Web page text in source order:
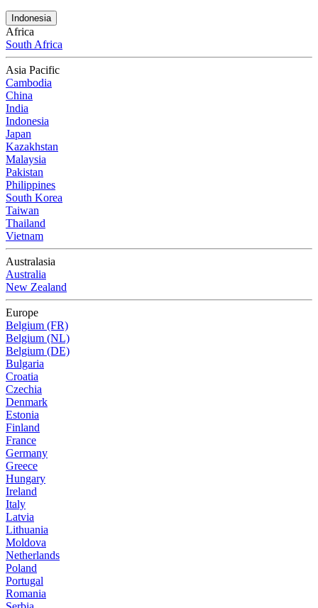
Indonesia
Africa
South Africa
Asia Pacific
Cambodia
China
India
Indonesia
Japan
Kazakhstan
Malaysia
Pakistan
Philippines
South Korea
Taiwan
Thailand
Vietnam
Australasia
Australia
New Zealand
Europe
Belgium (FR)
Belgium (NL)
Belgium (DE)
Bulgaria
Croatia
Czechia
Denmark
Estonia
Finland
France
Germany
Greece
Hungary
Ireland
Italy
Latvia
Lithuania
Moldova
Netherlands
Poland
Portugal
Romania